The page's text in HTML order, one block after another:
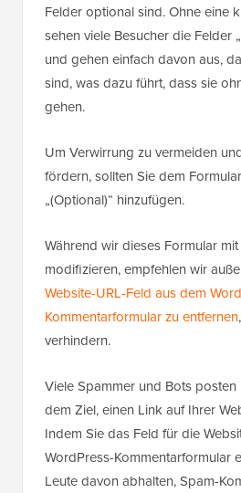
Felder optional sind. Ohne eine
sehen viele Besucher die Felder
und gehen einfach davon aus,
sind, was dazu führt, dass sie
gehen.
Um Verwirrung zu vermeiden
fördern, sollten Sie dem
„(Optional)“ hinzufügen.
Während wir dieses Formular
modifizieren, empfehlen wir
Website-URL-Feld aus dem
Kommentarformular zu entfernen
verhindern.
Viele Spammer und Bots posten
dem Ziel, einen Link auf Ihrer
Indem Sie das Feld für die
WordPress-Kommentarformular
Leute davon abhalten, Spam-